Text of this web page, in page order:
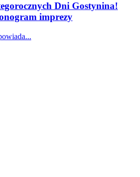
Dni Gostynina!
imprezy